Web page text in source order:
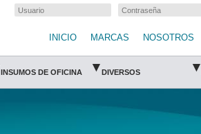
INICIO MARCAS NOSOTROS
INSUMOS DE OFICINA ▾ DIVERSOS ▾